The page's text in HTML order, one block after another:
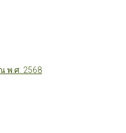
พ.ศ. 2568